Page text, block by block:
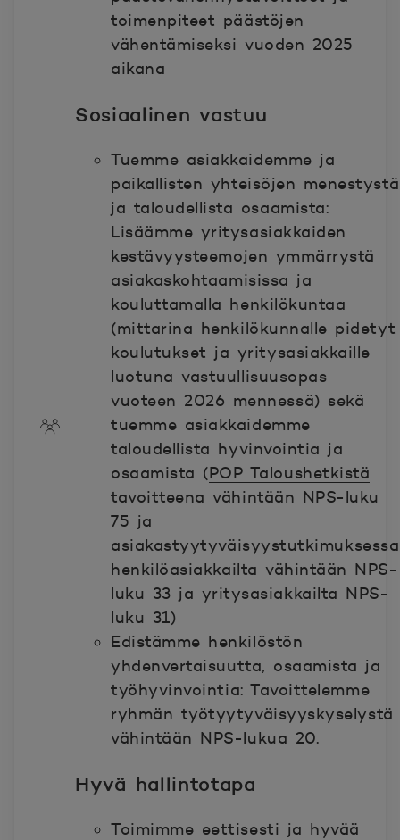
toimenpiteet päästöjen
vähentämiseksi vuoden 2025
aikana
Sosiaalinen vastuu
Tuemme asiakkaidemme ja
paikallisten yhteisöjen menestystä
ja taloudellista osaamista:
Lisäämme yritysasiakkaiden
kestävyysteemojen ymmärrystä
asiakaskohtaamisissa ja
kouluttamalla henkilökuntaa
(mittarina henkilökunnalle pidetyt
koulutukset ja yritysasiakkaille
luotuna vastuullisuusopas
vuoteen 2026 mennessä) sekä
tuemme asiakkaidemme
taloudellista hyvinvointia ja
osaamista (POP Taloushetkistä
tavoitteena vähintään NPS-luku
75 ja
asiakastyytyväisyystutkimuksessa
henkilöasiakkailta vähintään NPS-
luku 33 ja yritysasiakkailta NPS-
luku 31)
Edistämme henkilöstön
yhdenvertaisuutta, osaamista ja
työhyvinvointia: Tavoittelemme
ryhmän työtyytyväisyyskyselystä
vähintään NPS-lukua 20.
Hyvä hallintotapa
Toimimme eettisesti ja hyvää